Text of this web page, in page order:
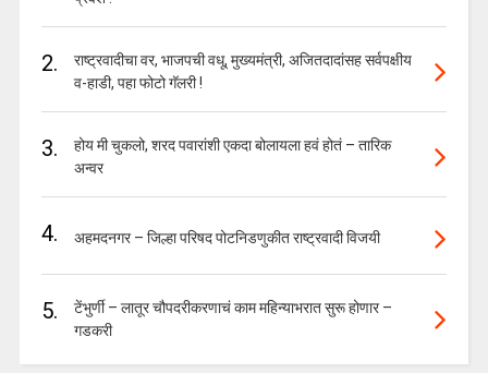
2.
राष्ट्रवादीचा वर, भाजपची वधू, मुख्यमंत्री, अजितदादांसह सर्वपक्षीय
व-हाडी, पहा फोटो गॅलरी !
3.
होय मी चुकलो, शरद पवारांशी एकदा बोलायला हवं होतं – तारिक
अन्वर
4. अहमदनगर – जिल्हा परिषद पोटनिडणुकीत राष्ट्रवादी विजयी
5.
टेंभुर्णी – लातूर चौपदरीकरणाचं काम महिन्याभरात सुरू होणार –
गडकरी